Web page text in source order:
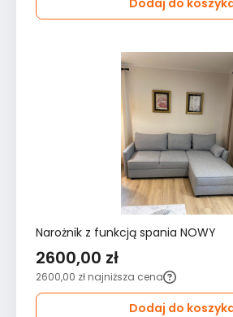
Dodaj do
Narożnik z funkcją spania NOWY
2600,00 zł
2600,00 zł najniższa cena
Dodaj do